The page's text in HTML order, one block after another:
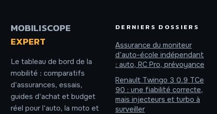
MOBILISCOPE
EXPERT
Le tableau de bord de la
mobilité : comparatifs
d'assurances, essais,
guides d'achat et budget
réel pour l'auto, la moto et
DERNIERS DOSSIERS
Assurance du moniteur
d’auto-école indépendant
: auto, RC Pro, prévoyance
Renault Twingo 3 0.9 TCe
90 : une fiabilité correcte,
mais injecteurs et turbo à
surveiller